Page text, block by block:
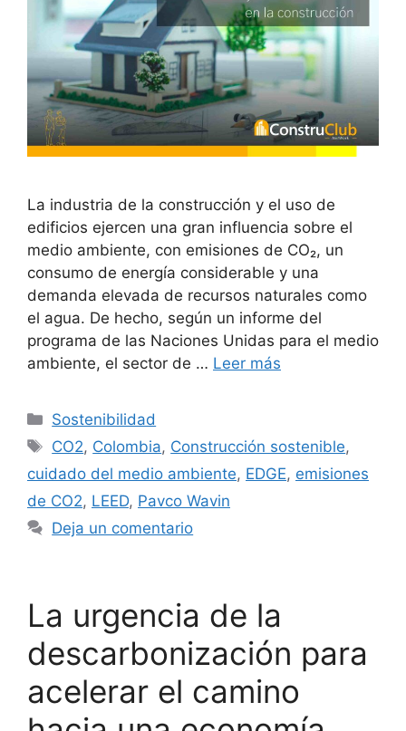
La industria de la construcción y el uso de
edificios ejercen una gran influencia sobre el
medio ambiente, con emisiones de CO₂, un
consumo de energía considerable y una
demanda elevada de recursos naturales como
el agua. De hecho, según un informe del
programa de las Naciones Unidas para el medio
ambiente, el sector de … Leer más
Categorías
Sostenibilidad
Etiquetas
CO2, Colombia, Construcción sostenible,
cuidado del medio ambiente, EDGE, emisiones
de CO2, LEED, Pavco Wavin
Deja un comentario
La urgencia de la
descarbonización para
acelerar el camino